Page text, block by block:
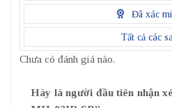
điểm
Đã xác
Tất cả các
Chưa có đánh giá nào.
Hãy là người đầu tiên nhận